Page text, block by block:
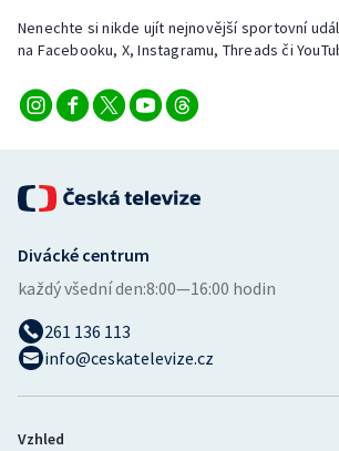
Vodní slalom
Volejbal
Nenechte si nikde ujít nejnovější sportovní
na Facebooku, X, Instagramu, Threads či
Divácké centrum
každý všední den:8:00—16:00 hodin
261 136 113
info@ceskatelevize.cz
Vzhled